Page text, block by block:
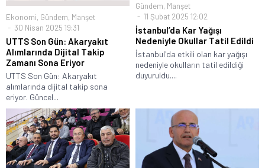
Ekonomi, Gündem, Manşet
30 Nisan 2025 19:31
UTTS Son Gün: Akaryakıt
Alımlarında Dijital Takip
Zamanı Sona Eriyor
UTTS Son Gün: Akaryakıt
alımlarında dijital takip sona
eriyor. Güncel...
Gündem, Manşet
11 Şubat 2025 12:02
İstanbul’da Kar Yağışı
Nedeniyle Okullar Tatil Edildi
İstanbul'da etkili olan kar yağışı
nedeniyle okulların tatil edildiği
duyuruldu....